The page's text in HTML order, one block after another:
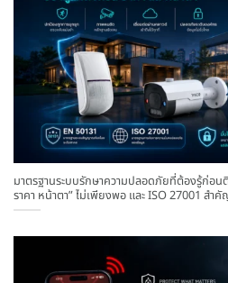
มาตรฐานระบบรักษาความปลอดภัยที่ต้องรู้ก่อ
ราคา หน้าตา” ไม่เพียงพอ และ ISO 27001 สำ